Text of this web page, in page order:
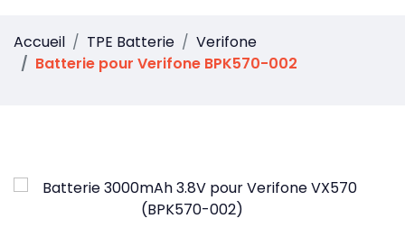
Accueil TPE Batterie
Verifone
Batterie pour Verifone BPK570-002